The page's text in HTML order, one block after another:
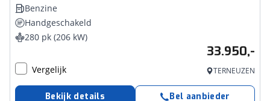
Benzine
Handgeschakeld
280 pk (206 kW)
33.950,-
Vergelijk TERNEUZEN
Bekijk details Bel aanbieder